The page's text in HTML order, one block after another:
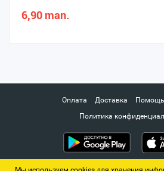
6,90 man.
Оплата Доставка Помощь
Политика